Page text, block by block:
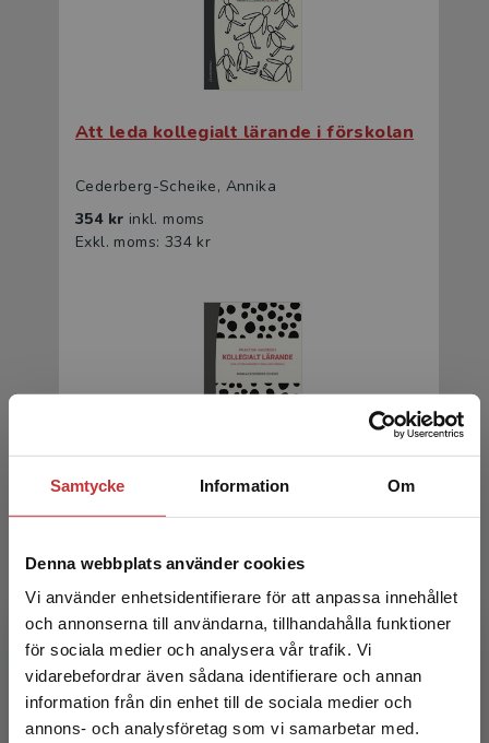
Samtycke Information Om
Denna webbplats använder cookies
Vi använder enhetsidentifierare för att anpassa innehållet
och annonserna till användarna, tillhandahålla funktioner
för sociala medier och analysera vår trafik. Vi
vidarebefordrar även sådana identifierare och annan
information från din enhet till de sociala medier och
annons- och analysföretag som vi samarbetar med.
Begränsad fraktregion
Att leda kollegialt lärande i förskolan
Cederberg-Scheike, Annika
354 kr inkl. moms
Exkl. moms: 334 kr
Praktisk handbok i kollegialt lärande
365 krinkl. moms
Exkl. moms: 344 kr